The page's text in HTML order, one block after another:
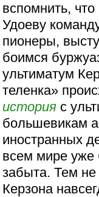
вспомнить, что
Удоеву
пионеры,
боимся
ультиматум
теленка»
история с
большевикам
иностранных
всем мире уже
забыта. Тем
Керзона